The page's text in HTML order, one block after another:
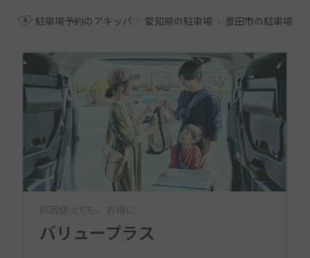
駐車場予約のアキッパ 愛知県の駐車場 豊田市の駐車場
何回使っても、お得に
バリュープラス